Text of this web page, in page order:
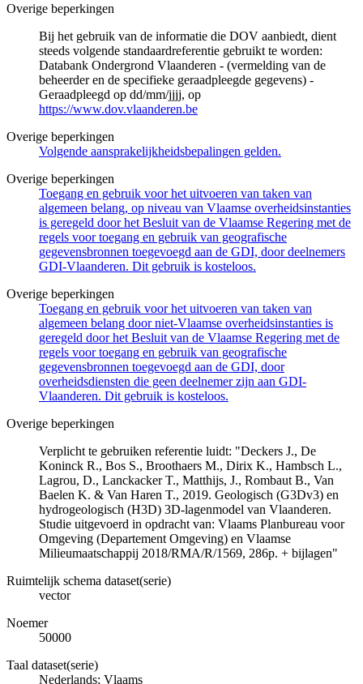
Overige beperkingen
Bij het gebruik van de informatie die DOV aanbiedt, dient
steeds volgende standaardreferentie gebruikt te worden:
Databank Ondergrond Vlaanderen - (vermelding van de
beheerder en de specifieke geraadpleegde gegevens) -
Geraadpleegd op dd/mm/jjjj, op
https://www.dov.vlaanderen.be
Overige beperkingen
Volgende aansprakelijkheidsbepalingen gelden.
Overige beperkingen
Toegang en gebruik voor het uitvoeren van taken van
algemeen belang, op niveau van Vlaamse overheidsinstanties
is geregeld door het Besluit van de Vlaamse Regering met de
regels voor toegang en gebruik van geografische
gegevensbronnen toegevoegd aan de GDI, door deelnemers
GDI-Vlaanderen. Dit gebruik is kosteloos.
Overige beperkingen
Toegang en gebruik voor het uitvoeren van taken van
algemeen belang door niet-Vlaamse overheidsinstanties is
geregeld door het Besluit van de Vlaamse Regering met de
regels voor toegang en gebruik van geografische
gegevensbronnen toegevoegd aan de GDI, door
overheidsdiensten die geen deelnemer zijn aan GDI-
Vlaanderen. Dit gebruik is kosteloos.
Overige beperkingen
Verplicht te gebruiken referentie luidt: "Deckers J., De
Koninck R., Bos S., Broothaers M., Dirix K., Hambsch L.,
Lagrou, D., Lanckacker T., Matthijs, J., Rombaut B., Van
Baelen K. & Van Haren T., 2019. Geologisch (G3Dv3) en
hydrogeologisch (H3D) 3D-lagenmodel van Vlaanderen.
Studie uitgevoerd in opdracht van: Vlaams Planbureau voor
Omgeving (Departement Omgeving) en Vlaamse
Milieumaatschappij 2018/RMA/R/1569, 286p. + bijlagen"
Ruimtelijk schema dataset(serie)
vector
Noemer
50000
Taal dataset(serie)
Nederlands; Vlaams